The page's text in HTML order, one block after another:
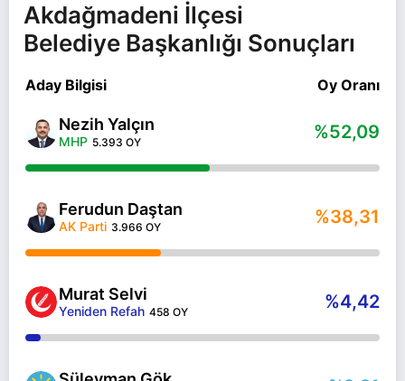
Akdağmadeni İlçesi
Belediye Başkanlığı Sonuçları
Aday Bilgisi Oy Oranı
Nezih Yalçın
MHP 5.393 OY %52,09
Ferudun Daştan
AK Parti 3.966 OY %38,31
Murat Selvi
Yeniden Refah 458 OY %4,42